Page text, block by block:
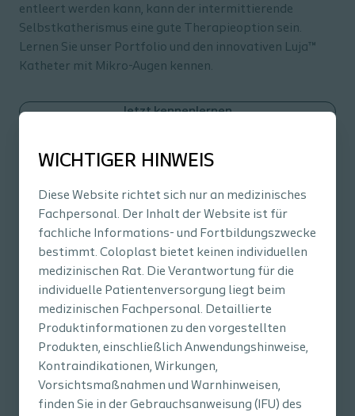
WICHTIGER HINWEIS
Diese Website richtet sich nur an medizinisches
Fachpersonal. Der Inhalt der Website ist für
fachliche Informations- und Fortbildungszwecke
bestimmt. Coloplast bietet keinen individuellen
medizinischen Rat. Die Verantwortung für die
individuelle Patientenversorgung liegt beim
medizinischen Fachpersonal. Detaillierte
Produktinformationen zu den vorgestellten
Produkten, einschließlich Anwendungshinweise,
Kontraindikationen, Wirkungen,
Vorsichtsmaßnahmen und Warnhinweisen,
finden Sie in der Gebrauchsanweisung (IFU) des
entleert werden kann, kann der intermittierende
Selbstkatherismus eine gute Therapieoption sein.
Lernen Sie unser Portfolio und den innovativen Luja™
Katheter mit Mikro-Augen kennen.
Jetzt kennenlernen
Innovative Kathetertechnologie mit
Mikro-Augen